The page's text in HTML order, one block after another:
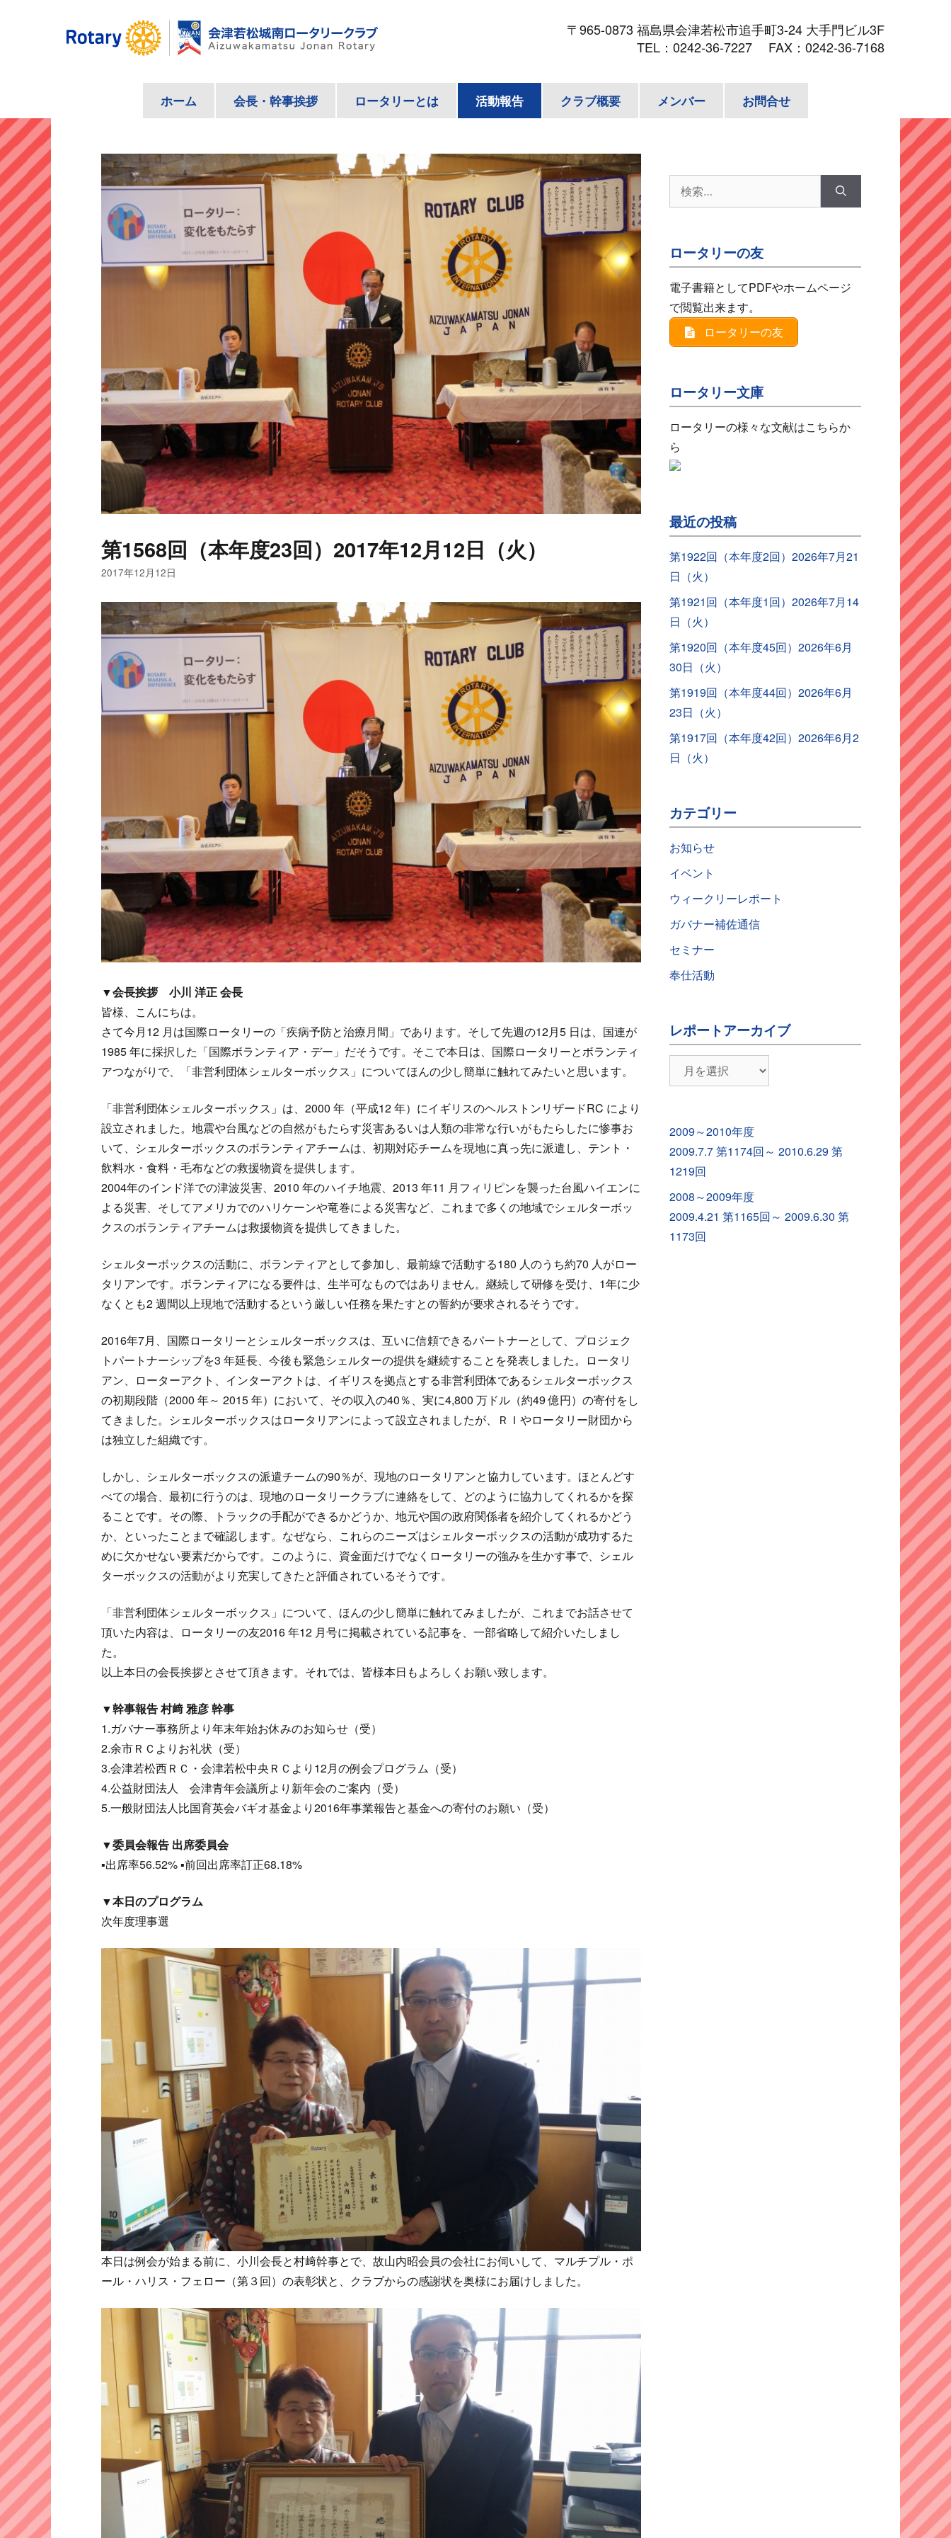
ス
キ
ッ
プ
〒965-0873 福島県会津若松市追手町3-24 大手門ビル3F
TEL： 0242-36-7227 FAX：0242-36-7168
ホーム 会長・幹事挨拶 ロータリーとは 活動報告 クラブ概要 メンバー お問合せ
第1568回（本年度23回）2017年12月12日（火）
2017年12月12日
▼会長挨拶 小川 洋正 会長
皆様、こんにちは。
さて今月12 月は国際ロータリーの「疾病予防と治療月間」であります。そして先週の12月5 日は、国連が
1985 年に採択した「国際ボランティア・デー」だそうです。そこで本日は、国際ロータリーとボランティ
アつながりで、「非営利団体シェルターボックス」についてほんの少し簡単に触れてみたいと思います。
「非営利団体シェルターボックス」は、2000 年（平成12 年）にイギリスのヘルストンリザードRC により
設立されました。地震や台風などの自然がもたらす災害あるいは人類の非常な行いがもたらしたに惨事お
いて、シェルターボックスのボランティアチームは、初期対応チームを現地に真っ先に派遣し、テント・
飲料水・食料・毛布などの救援物資を提供します。
2004年のインド洋での津波災害、2010 年のハイチ地震、2013 年11 月フィリピンを襲った台風ハイエンに
よる災害、そしてアメリカでのハリケーンや竜巻による災害など、これまで多くの地域でシェルターボッ
クスのボランティアチームは救援物資を提供してきました。
シェルターボックスの活動に、ボランティアとして参加し、最前線で活動する180 人のうち約70 人がロー
タリアンです。ボランティアになる要件は、生半可なものではありません。継続して研修を受け、1年に少
なくとも2 週間以上現地で活動するという厳しい任務を果たすとの誓約が要求されるそうです。
2016年7月、国際ロータリーとシェルターボックスは、互いに信頼できるパートナーとして、プロジェク
トパートナーシップを3 年延長、今後も緊急シェルターの提供を継続することを発表しました。ロータリ
アン、ローターアクト、インターアクトは、イギリスを拠点とする非営利団体であるシェルターボックス
の初期段階（2000 年～ 2015 年）において、その収入の40％、実に4,800 万ドル（約49 億円）の寄付をし
てきました。シェルターボックスはロータリアンによって設立されましたが、ＲＩやロータリー財団から
は独立した組織です。
しかし、シェルターボックスの派遣チームの90％が、現地のロータリアンと協力しています。ほとんどす
べての場合、最初に行うのは、現地のロータリークラブに連絡をして、どのように協力してくれるかを探
ることです。その際、トラックの手配ができるかどうか、地元や国の政府関係者を紹介してくれるかどう
か、といったことまで確認します。なぜなら、これらのニーズはシェルターボックスの活動が成功するた
めに欠かせない要素だからです。このように、資金面だけでなくロータリーの強みを生かす事で、シェル
ターボックスの活動がより充実してきたと評価されているそうです。
「非営利団体シェルターボックス」について、ほんの少し簡単に触れてみましたが、これまでお話させて
頂いた内容は、ロータリーの友2016 年12 月号に掲載されている記事を、一部省略して紹介いたしまし
た。
以上本日の会長挨拶とさせて頂きます。それでは、皆様本日もよろしくお願い致します。
▼幹事報告 村﨑 雅彦 幹事
1.ガバナー事務所より年末年始お休みのお知らせ（受）
2.余市ＲＣよりお礼状（受）
3.会津若松西ＲＣ・会津若松中央ＲＣより12月の例会プログラム（受）
4.公益財団法人 会津青年会議所より新年会のご案内（受）
5.一般財団法人比国育英会バギオ基金より2016年事業報告と基金への寄付のお願い（受）
▼委員会報告 出席委員会
▪出席率56.52% ▪前回出席率訂正68.18%
▼本日のプログラム
次年度理事選
本日は例会が始まる前に、小川会長と村﨑幹事とで、故山内昭会員の会社にお伺いして、マルチプル・ポ
ール・ハリス・フェロー（第３回）の表彰状と、クラブからの感謝状を奥様にお届けしました。
索:
ロータリーの友
電子書籍としてPDFやホームページ
で閲覧出来ます。
ロータリーの友
ロータリー文庫
ロータリーの様々な文献はこちらか
ら
最近の投稿
第1922回（本年度2回）2026年7月21
日（火）
第1921回（本年度1回）2026年7月14
日（火）
第1920回（本年度45回）2026年6月
30日（火）
第1919回（本年度44回）2026年6月
23日（火）
第1917回（本年度42回）2026年6月2
日（火）
カテゴリー
お知らせ
イベント
ウィークリーレポート
ガバナー補佐通信
セミナー
奉仕活動
レポートアーカイブ
ポ
イ
ブ
2009～2010年度
2009.7.7 第1174回～ 2010.6.29 第
1219回
2008～2009年度
2009.4.21 第1165回～ 2009.6.30 第
1173回